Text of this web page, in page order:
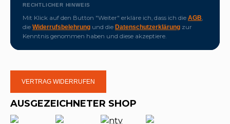
RECHTLICHER HINWEIS
Mit Klick auf den Button "Weiter" erkläre ich, dass ich die AGB
die Widerrufsbelehrung und die Datenschutzerklärung zur
Kenntnis genommen haben und diese akzeptiere.
VERTRAG WIDERRUFEN
AUSGEZEICHNETER SHOP